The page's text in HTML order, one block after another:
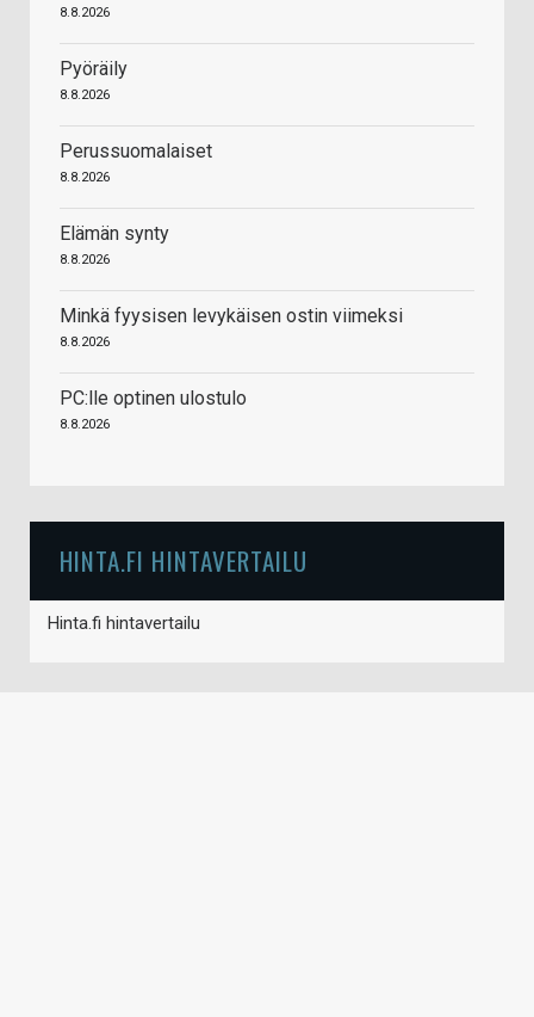
8.8.2026
Pyöräily
8.8.2026
Perussuomalaiset
8.8.2026
Elämän synty
8.8.2026
Minkä fyysisen levykäisen ostin viimeksi
8.8.2026
PC:lle optinen ulostulo
8.8.2026
HINTA.FI HINTAVERTAILU
Hinta.fi hintavertailu